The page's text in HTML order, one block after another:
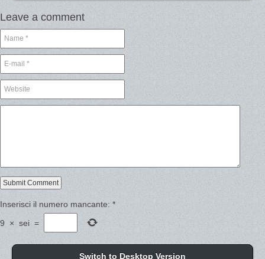
Leave a comment
Inserisci il numero mancante: *
9
× sei =
Switch to Desktop Version